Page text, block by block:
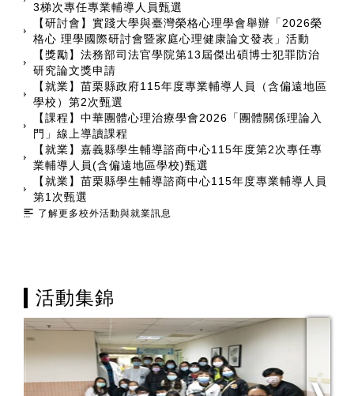
3梯次專任專業輔導人員甄選
【研討會】實踐大學與臺灣榮格心理學會舉辦「2026榮
格心 理學國際研討會暨家庭心理健康論文發表」活動
【獎勵】法務部司法官學院第13屆傑出碩博士犯罪防治
研究論文獎申請
【就業】苗栗縣政府115年度專業輔導人員（含偏遠地區
學校）第2次甄選
【課程】中華團體心理治療學會2026「團體關係理論入
門」線上導讀課程
【就業】嘉義縣學生輔導諮商中心115年度第2次專任專
業輔導人員(含偏遠地區學校)甄選
【就業】苗栗縣學生輔導諮商中心115年度專業輔導人員
第1次甄選
了解更多校外活動與就業訊息
活動集錦